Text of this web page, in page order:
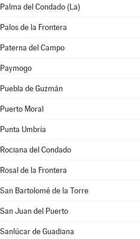
Palma del Condado (La)
Palos de la Frontera
Paterna del Campo
Paymogo
Puebla de Guzmán
Puerto Moral
Punta Umbría
Rociana del Condado
Rosal de la Frontera
San Bartolomé de la Torre
San Juan del Puerto
Sanlúcar de Guadiana